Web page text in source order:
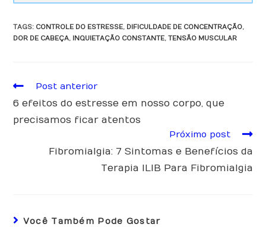
TAGS: CONTROLE DO ESTRESSE, DIFICULDADE DE CONCENTRAÇÃO,
DOR DE CABEÇA, INQUIETAÇÃO CONSTANTE, TENSÃO MUSCULAR
Post anterior
6 efeitos do estresse em nosso corpo, que
precisamos ficar atentos
Próximo post
Fibromialgia: 7 Sintomas e Benefícios da
Terapia ILIB Para Fibromialgia
Você Também Pode Gostar